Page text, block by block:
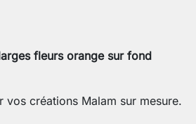
fleurs orange sur fond
vos créations Malam sur mesure.